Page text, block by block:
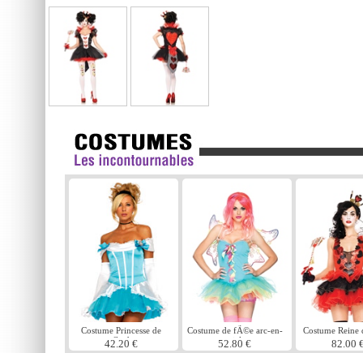
Costume Princesse de
pantoufle de verre
42.20 €
Costume de fÃ©e arc-en-
ciel
52.80 €
Costume Reine
noir
82.00